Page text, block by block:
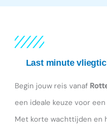
Last minute
Begin jouw reis vanaf
een ideale keuze voor
Met korte wachttijden en